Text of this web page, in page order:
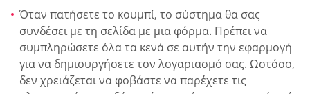
Όταν πατήσετε το κουμπί, το σύστημα θα σας
συνδέσει με τη σελίδα με μια φόρμα. Πρέπει να
συμπληρώσετε όλα τα κενά σε αυτήν την εφαρμογή
για να δημιουργήσετε τον λογαριασμό σας. Ωστόσο,
δεν χρειάζεται να φοβάστε να παρέχετε τις